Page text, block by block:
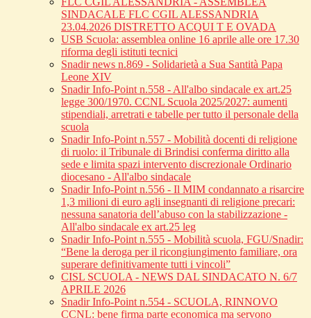
SINDACALE FLC CGIL ALESSANDRIA
23.04.2026 DISTRETTO ACQUI T E OVADA
USB Scuola: assemblea online 16 aprile alle ore 17.30
riforma degli istituti tecnici
Snadir news n.869 - Solidarietà a Sua Santità Papa
Leone XIV
Snadir Info-Point n.558 - All'albo sindacale ex art.25
legge 300/1970. CCNL Scuola 2025/2027: aumenti
stipendiali, arretrati e tabelle per tutto il personale della
scuola
Snadir Info-Point n.557 - Mobilità docenti di religione
di ruolo: il Tribunale di Brindisi conferma diritto alla
sede e limita spazi intervento discrezionale Ordinario
diocesano - All'albo sindacale
Snadir Info-Point n.556 - Il MIM condannato a risarcire
1,3 milioni di euro agli insegnanti di religione precari:
nessuna sanatoria dell’abuso con la stabilizzazione -
All'albo sindacale ex art.25 leg
Snadir Info-Point n.555 - Mobilità scuola, FGU/Snadir:
“Bene la deroga per il ricongiungimento familiare, ora
superare definitivamente tutti i vincoli”
CISL SCUOLA - NEWS DAL SINDACATO N. 6/7
APRILE 2026
Snadir Info-Point n.554 - SCUOLA, RINNOVO
CCNL: bene firma parte economica ma servono